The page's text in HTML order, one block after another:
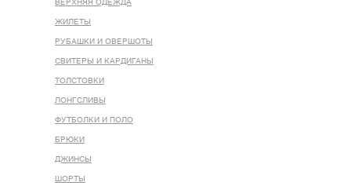
ВЕРХНЯЯ ОДЕЖДА
ЖИЛЕТЫ
РУБАШКИ И ОВЕРШОТЫ
СВИТЕРЫ И КАРДИГАНЫ
ТОЛСТОВКИ
ЛОНГСЛИВЫ
ФУТБОЛКИ И ПОЛО
БРЮКИ
ДЖИНСЫ
ШОРТЫ